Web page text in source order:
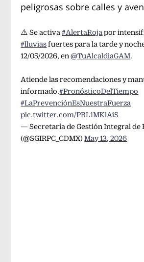
peligrosas sobre calles y
⚠️ Se activa#AlertaRoja por
#lluviasfuertes para la tarde y
12/05/2026, en@TuAlcaldiaGAM.
Atiende las recomendaciones y
informado.#PronósticoDelTiempo
#LaPrevenciónEsNuestraFuerza
pic.twitter.com/PBL1MKlAiS
— Secretaría de Gestión Integral de
(@SGIRPC_CDMX)May 13, 2026